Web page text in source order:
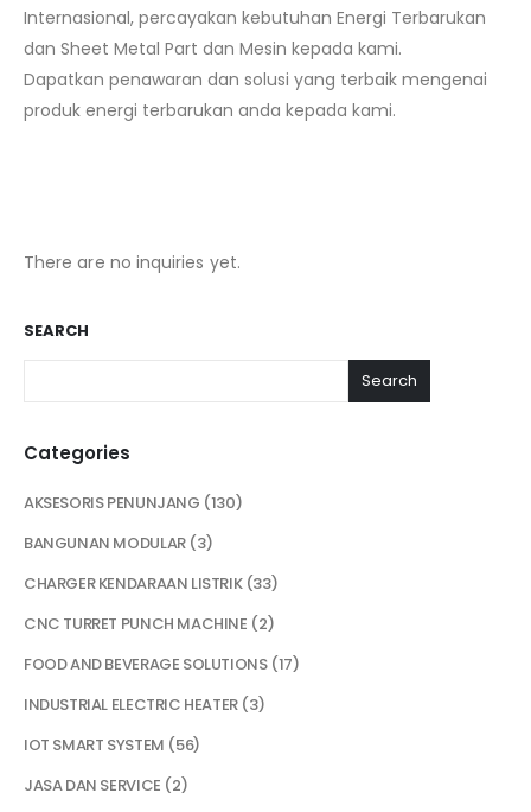
Internasional, percayakan kebutuhan Energi Terbarukan
dan Sheet Metal Part dan Mesin kepada kami.
Dapatkan penawaran dan solusi yang terbaik mengenai
produk energi terbarukan anda kepada kami.
There are no inquiries yet.
SEARCH
Search
Categories
AKSESORIS PENUNJANG 130
BANGUNAN MODULAR 3
CHARGER KENDARAAN LISTRIK 33
CNC TURRET PUNCH MACHINE 2
FOOD AND BEVERAGE SOLUTIONS 17
INDUSTRIAL ELECTRIC HEATER 3
IOT SMART SYSTEM 56
JASA DAN SERVICE 2